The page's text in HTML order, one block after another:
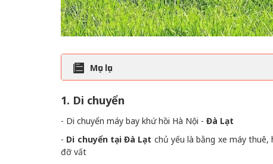
Mục lục
1. Di chuyển
- Di chuyển máy bay khứ hồi Hà Nội - Đà Lạt
- Di chuyển tại Đà Lạt chủ yếu là bằng xe máy
đỡ vất